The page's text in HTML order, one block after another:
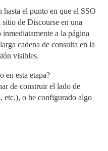
el punto en que el SSO
de Discourse en una
a la página
cadena de consulta en la
visibles.
en esta etapa?
de construir el lado de
etc.), o he configurado algo